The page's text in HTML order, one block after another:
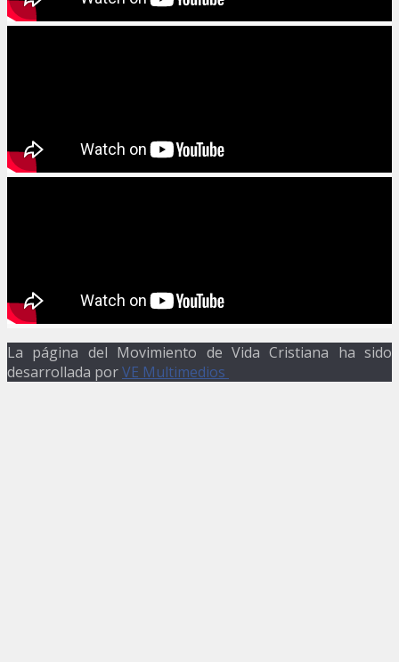
La página del Movimiento de Vida Cristiana ha sido
desarrollada porVE Multimedios